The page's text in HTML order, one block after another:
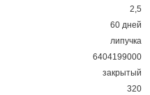
2,5
60 дней
липучка
6404199000
закрытый
320